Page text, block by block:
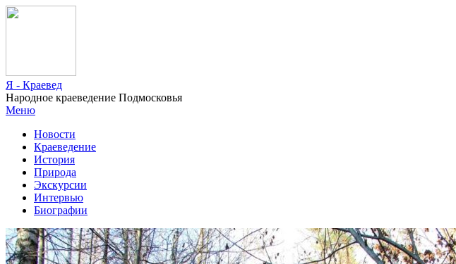
Я - Краевед
Народное краеведение Подмосковья
Меню
Новости
Краеведение
История
Природа
Экскурсии
Интервью
Биографии